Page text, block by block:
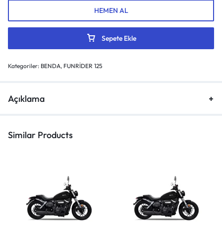
Sepete Ekle
HEMEN AL
Kategoriler: BENDA, FUNRİDER 125
Açıklama
Similar Products